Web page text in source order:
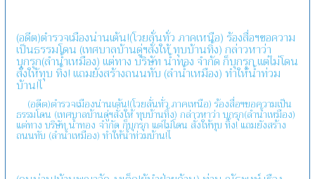
(อดีต)ตำรวจเมืองน่านเต้น!(โวยลั่นทั่ว ภาคเหนือ) ร้องสื่อฯขอความ
เป็นธรรมโดน (เทศบาลบ้านดู่ฯสั่งให้ ทุบบ้านทิ้ง) กล่าวหาว่า
บุกรุก(ลำน้ำเหมือง) แต่ทาง บริษัท น้ำทอง จำกัด ก็บุกรุก แต่ไม่โดน
สั่งให้ทุบ ทิ้ง! แถมยังสร้างถนนทับ (ลำน้ำเหมือง) ทำให้น้ำท่วม
บ้าน!ไ
(อดีต)ตำรวจเมืองน่านเต้น!(โวยลั่นทั่ว ภาคเหนือ) ร้องสื่อฯขอความเป็น
ธรรมโดน (เทศบาลบ้านดู่ฯสั่งให้ ทุบบ้านทิ้ง) กล่าวหาว่า บุกรุก(ลำน้ำเหมือง)
แต่ทาง บริษัท น้ำทอง จำกัด ก็บุกรุก แต่ไม่โดน สั่งให้ทุบ ทิ้ง! แถมยังสร้าง
ถนนทับ (ลำน้ำเหมือง) ทำให้น้ำท่วมบ้าน!ไ